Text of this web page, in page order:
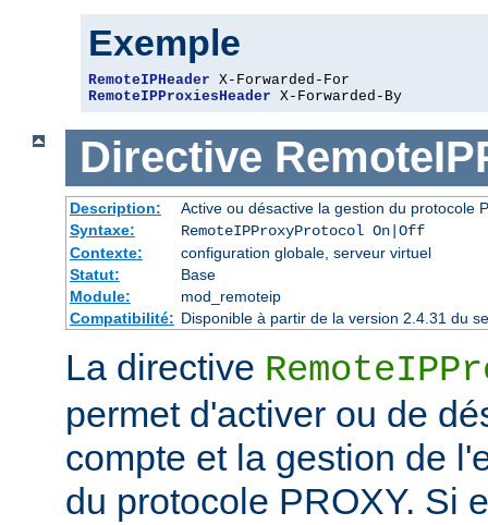
Exemple
RemoteIPHeader
RemoteIPProxiesHeader X-Forwarded-By
Directive
Description:
Active ou désactive la gestion du protocole
Syntaxe:
RemoteIPProxyProtocol On|Off
Contexte:
configuration globale, serveur virtuel
Statut:
Base
Module:
mod_remoteip
Compatibilité: Disponible à partir de la version 2.4.31 du
La directive
permet d'activer ou de
compte et la gestion de
du protocole PROXY. Si